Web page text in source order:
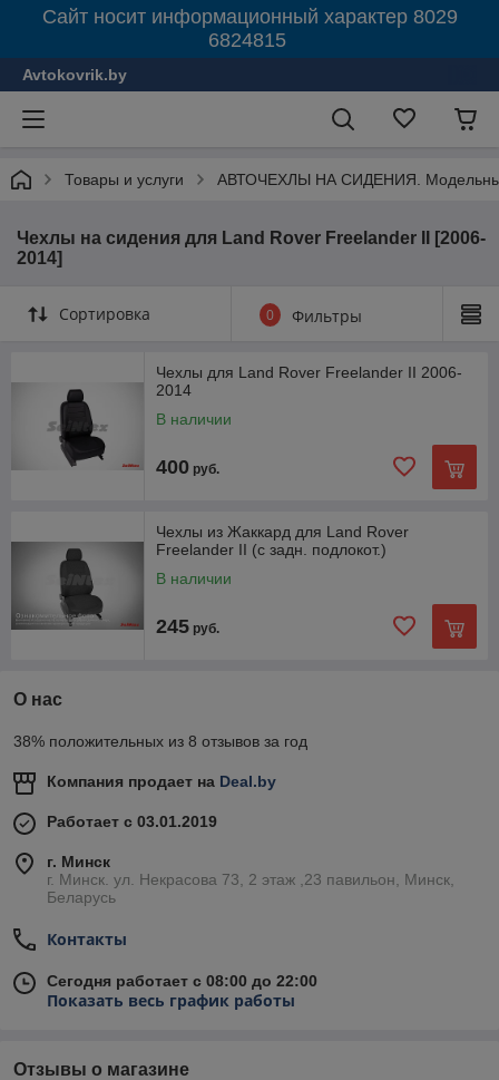
Сайт носит информационный характер 8029
6824815
Avtokovrik.by
Товары и услуги АВТОЧЕХЛЫ НА СИДЕНИЯ.
Чехлы на сидения для Land Rover Freelander II [2006-
2014]
Сортировка 0 Фильтры
Чехлы для Land Rover Freelander II 2006-
2014
В наличии
400 руб.
Чехлы из Жаккард для Land Rover
Freelander II (с задн. подлокот.)
В наличии
245 руб.
О нас
38% положительных из 8 отзывов за год
Компания продает на Deal.by
Работает с 03.01.2019
г. Минск
г. Минск. ул. Некрасова 73, 2 этаж ,23 павильон, Минск,
Беларусь
Контакты
Сегодня работает с 08:00 до 22:00
Показать весь график работы
Отзывы о магазине